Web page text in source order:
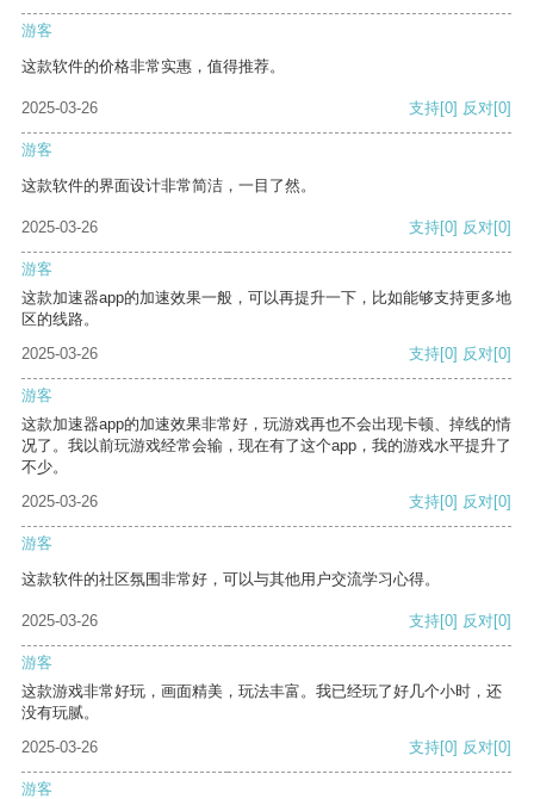
游客
这款软件的价格非常实惠，值得推荐。
2025-03-26 支持[0] 反对[0]
游客
这款软件的界面设计非常简洁，一目了然。
2025-03-26 支持[0] 反对[0]
游客
这款加速器app的加速效果一般，可以再提升一下，比如能够支持更多地
区的线路。
2025-03-26
支持[0] 反对[0]
游客
这款加速器app的加速效果非常好，玩游戏再也不会出现卡顿、掉线的情
况了。我以前玩游戏经常会输，现在有了这个app，我的游戏水平提升了
不少。
2025-03-26
支持[0] 反对[0]
游客
这款软件的社区氛围非常好，可以与其他用户交流学习心得。
2025-03-26 支持[0] 反对[0]
游客
这款游戏非常好玩，画面精美，玩法丰富。我已经玩了好几个小时，还
没有玩腻。
2025-03-26
支持[0] 反对[0]
游客